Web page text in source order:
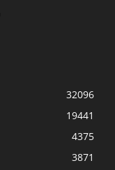
32096
19441
4375
3871